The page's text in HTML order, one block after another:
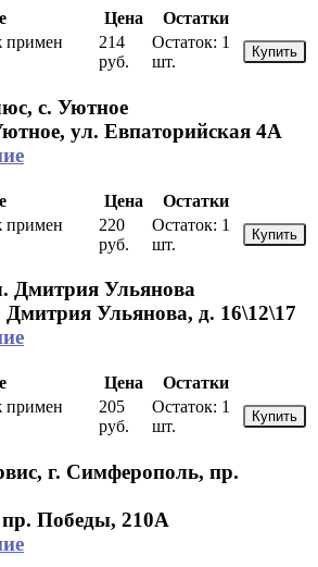
Цена
Остатки
примен
214
руб.
Остаток: 1
шт.
Купить
с. Уютное
ул. Евпаторийская 4А
Цена
Остатки
примен
220
руб.
Остаток: 1
шт.
Купить
Дмитрия Ульянова
Дмитрия Ульянова, д. 16\12\17
Цена
Остатки
примен
205
руб.
Остаток: 1
шт.
Купить
г. Симферополь, пр.
Победы, 210A